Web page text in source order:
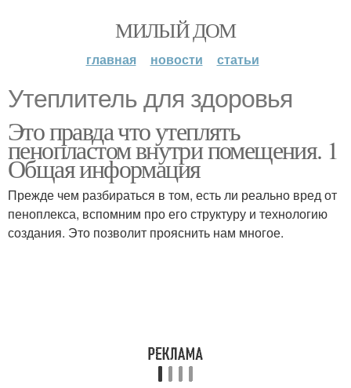
МИЛЫЙ ДОМ
главная новости статьи
Утеплитель для здоровья
Это правда что утеплять
пенопластом внутри помещения. 1
Общая информация
Прежде чем разбираться в том, есть ли реально вред от
пеноплекса, вспомним про его структуру и технологию
создания. Это позволит прояснить нам многое.